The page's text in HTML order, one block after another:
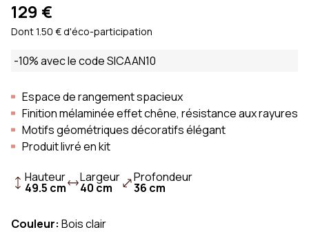
129 €
Dont 1.50 € d'éco-participation
-10% avec le code SICAAN10
Espace de rangement spacieux
Finition mélaminée effet chêne, résistance aux rayures
Motifs géométriques décoratifs élégant
Produit livré en kit
Hauteur
49.5 cm
Largeur
40 cm
Profondeur
36 cm
Couleur: Bois clair